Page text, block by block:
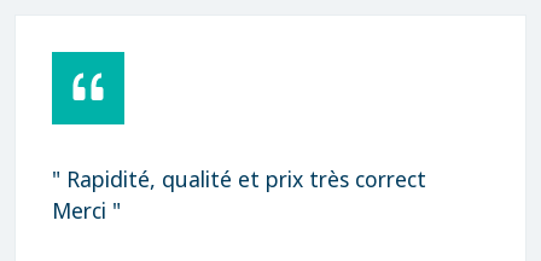
prix très correct " Intervention